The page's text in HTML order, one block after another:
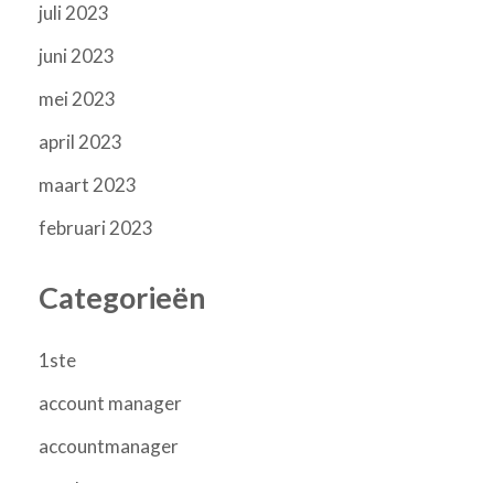
juli 2023
juni 2023
mei 2023
april 2023
maart 2023
februari 2023
Categorieën
1ste
account manager
accountmanager